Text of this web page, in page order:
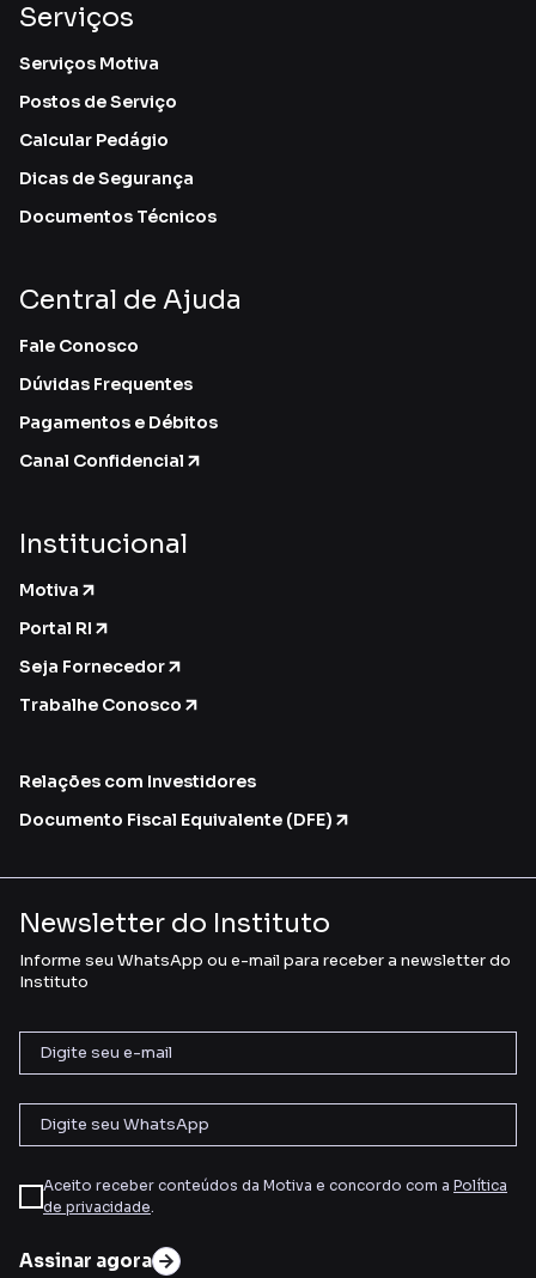
Serviços
Serviços Motiva
Postos de Serviço
Calcular Pedágio
Dicas de Segurança
Documentos Técnicos
Central de Ajuda
Fale Conosco
Dúvidas Frequentes
Pagamentos e Débitos
Canal Confidencial
Institucional
Motiva
Portal RI
Seja Fornecedor
Trabalhe Conosco
Relações com Investidores
Documento Fiscal Equivalente (DFE)
Newsletter do Instituto
Informe seu WhatsApp ou e-mail para receber a newsletter do
Instituto
Aceito receber conteúdos da Motiva e concordo com a Política
de privacidade.
Assinar agora